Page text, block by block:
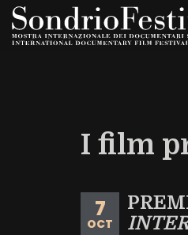
Skip
to
I film
7
OCT